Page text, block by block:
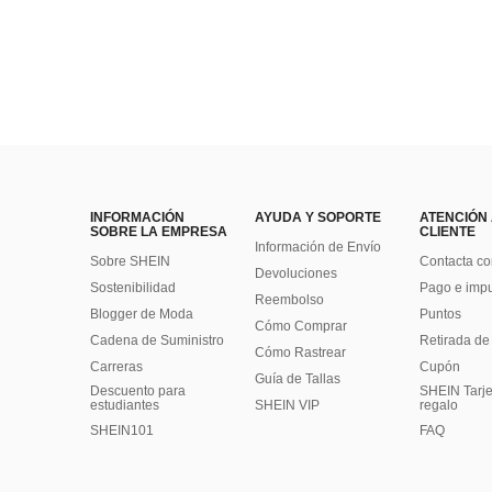
INFORMACIÓN
SOBRE LA EMPRESA
Sobre SHEIN
Sostenibilidad
Blogger de Moda
Cadena de Suministro
Carreras
Descuento para
estudiantes
SHEIN101
AYUDA Y SOPORTE
Información de Envío
Devoluciones
Reembolso
Cómo Comprar
Cómo Rastrear
Guía de Tallas
SHEIN VIP
ATENCIÓN
CLIENTE
Contacta
Pago e
Puntos
Retirada
Cupón
SHEIN
regalo
FAQ